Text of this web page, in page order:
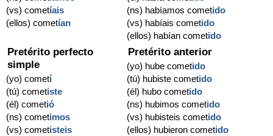
(vs) cometíais
(ellos) cometían
(ns) habíamos cometido
(vs) habíais cometido
(ellos) habían cometido
Pretérito perfecto
simple
(yo) cometí
(tú) cometiste
(él) cometió
(ns) cometimos
(vs) cometisteis
Pretérito anterior
(yo) hube cometido
(tú) hubiste cometido
(él) hubo cometido
(ns) hubimos cometido
(vs) hubisteis cometido
(ellos) hubieron cometido